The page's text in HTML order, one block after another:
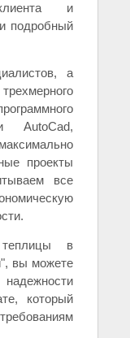
и
подробный
а
AutoCad,
проекты
все
теплицы в
вы можете
который